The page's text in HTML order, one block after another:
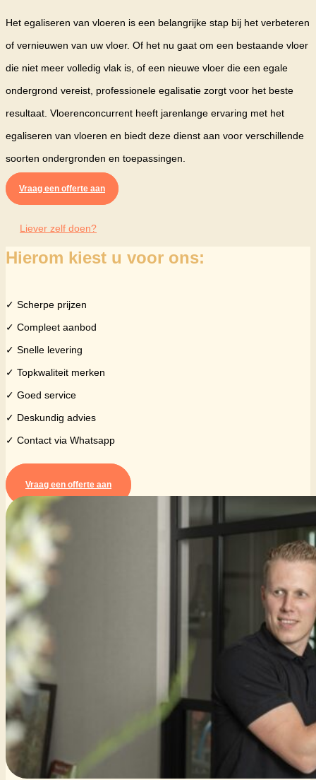
Het egaliseren van vloeren is een belangrijke stap bij het verbeteren
of vernieuwen van uw vloer. Of het nu gaat om een bestaande vloer
die niet meer volledig vlak is, of een nieuwe vloer die een egale
ondergrond vereist, professionele egalisatie zorgt voor het beste
resultaat. Vloerenconcurrent heeft jarenlange ervaring met het
egaliseren van vloeren en biedt deze dienst aan voor verschillende
soorten ondergronden en toepassingen.
Vraag een offerte aan
Liever zelf doen?
Hierom kiest u voor ons:
✓ Scherpe prijzen
✓ Compleet aanbod
✓ Snelle levering
✓ Topkwaliteit merken
✓ Goed service
✓ Deskundig advies
✓ Contact via Whatsapp
Vraag een offerte aan